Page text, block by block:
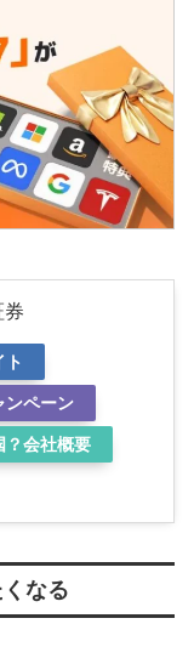
券
ト
ンペーン
？会社概要
なる